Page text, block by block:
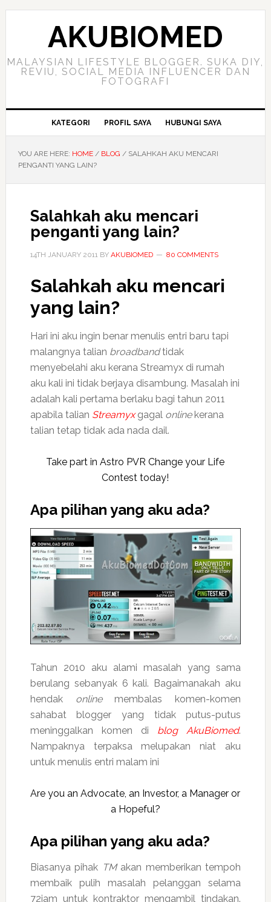
Skip
Skip
Skip
AKUBIOMED
MALAYSIAN LIFESTYLE BLOGGER. SUKA DIY,
REVIU, SOCIAL MEDIA INFLUENCER DAN
FOTOGRAFI
KATEGORI PROFIL SAYA HUBUNGI SAYA
YOU ARE HERE: HOME / BLOG /SALAHKAH AKU MENCARI
PENGANTI YANG LAIN?
Salahkah aku mencari
penganti yang lain?
14TH JANUARY 2011BY AKUBIOMED 80 COMMENTS
Salahkah aku mencari
yang lain?
Hari ini aku ingin benar menulis entri baru tapi
malangnya talian broadbandtidak
menyebelahi aku kerana Streamyx di rumah
aku kali ini tidak berjaya disambung. Masalah ini
adalah kali pertama berlaku bagi tahun 2011
apabila talian Streamyx gagal online kerana
talian tetap tidak ada nada dail.
Take part in Astro PVR Change your Life
Contest today!
Apa pilihan yang aku ada?
Tahun 2010 aku alami masalah yang sama
berulang sebanyak 6 kali. Bagaimanakah aku
hendak online membalas komen-komen
sahabat blogger yang tidak putus-putus
meninggalkan komen di blog AkuBiomed.
Nampaknya terpaksa melupakan niat aku
untuk menulis entri malam ini
Are you an Advocate, an Investor, a Manager or
a Hopeful?
Apa pilihan yang aku ada?
Biasanya pihak TM akan memberikan tempoh
membaik pulih masalah pelanggan selama
72jam untuk kontraktor mengambil tindakan.